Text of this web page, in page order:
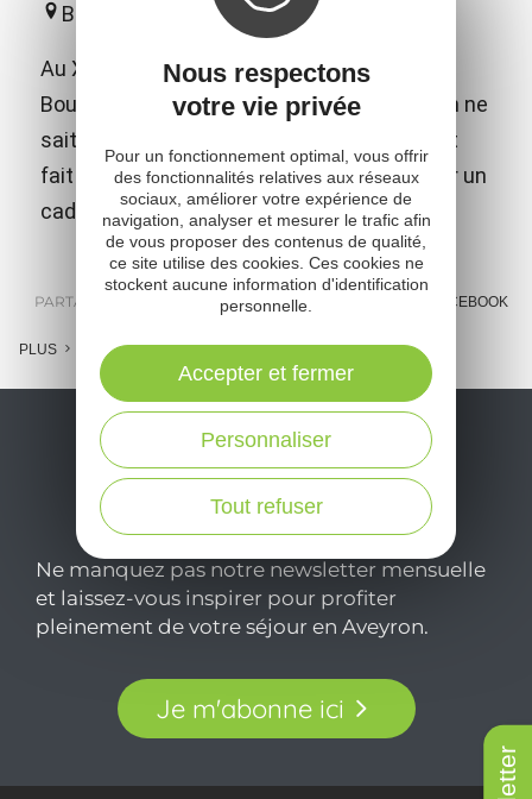
Bournazel
Au XIXème siècle, un voyageur arrivant à
Bournazel écrivait : "Du château à l'étang, on ne
sait ici qui, de la nature ou de l'homme, s'est
fait architecte, peintre ou orfèvre pour créer un
cadre si particulier, au charme bucolique".
PARTAGER : E-MAIL MESSENGER FACEBOOK
PLUS
Ne manquez pas notre newsletter mensuelle
et laissez-vous inspirer pour profiter
pleinement de votre séjour en Aveyron.
Je m'abonne ici
Nous respectons
votre vie privée
Pour un fonctionnement optimal, vous offrir
des fonctionnalités relatives aux réseaux
sociaux, améliorer votre expérience de
navigation, analyser et mesurer le trafic afin
de vous proposer des contenus de qualité,
ce site utilise des cookies. Ces cookies ne
stockent aucune information d'identification
personnelle.
Tout refuser
Personnaliser
Accepter et fermer